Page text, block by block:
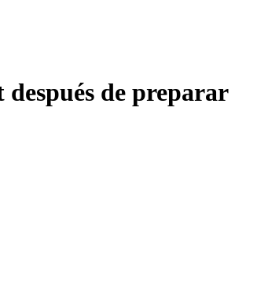
de preparar